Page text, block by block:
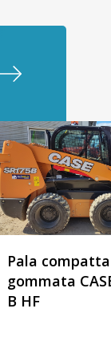
Pala compatta
gommata
B HF